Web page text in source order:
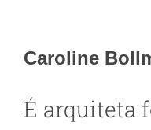
Caroline
É arquiteta